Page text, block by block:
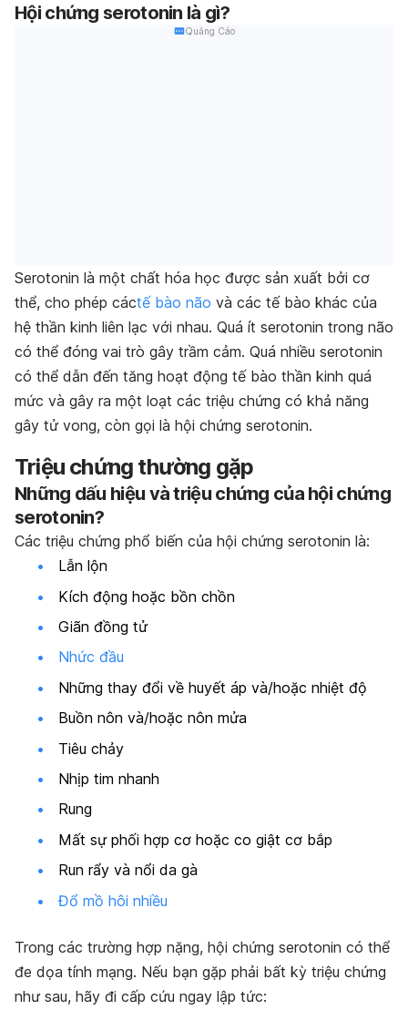
Hội chứng serotonin là gì?
Quảng Cáo
Serotonin là một chất hóa học được sản xuất bởi cơ
thể, cho phép cáctế bào não và các tế bào khác của
hệ thần kinh liên lạc với nhau. Quá ít serotonin trong não
có thể đóng vai trò gây trầm cảm. Quá nhiều serotonin
có thể dẫn đến tăng hoạt động tế bào thần kinh quá
mức và gây ra một loạt các triệu chứng có khả năng
gây tử vong, còn gọi là hội chứng serotonin.
Triệu chứng thường gặp
Những dấu hiệu và triệu chứng của hội chứng
serotonin?
Các triệu chứng phổ biến của hội chứng serotonin là:
Lẫn lộn
Kích động hoặc bồn chồn
Giãn đồng tử
Nhức đầu
Những thay đổi về huyết áp và/hoặc nhiệt độ
Buồn nôn và/hoặc nôn mửa
Tiêu chảy
Nhịp tim nhanh
Rung
Mất sự phối hợp cơ hoặc co giật cơ bắp
Run rẩy và nổi da gà
Đổ mồ hôi nhiều
Trong các trường hợp nặng, hội chứng serotonin có thể
đe dọa tính mạng. Nếu bạn gặp phải bất kỳ triệu chứng
như sau, hãy đi cấp cứu ngay lập tức: